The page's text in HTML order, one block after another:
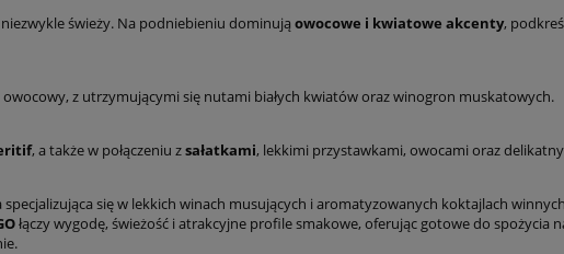
świeży. Na podniebieniu dominują owocowe i kwiatowe akcenty,
owocowy, z utrzymującymi się nutami białych kwiatów oraz winogron muskatowych.
, a także w połączeniu zsałatkami, lekkimi przystawkami, owocami oraz
się w lekkich winach musujących i aromatyzowanych koktajlach
łączy wygodę, świeżość i atrakcyjne profile smakowe, oferując gotowe do spożycia